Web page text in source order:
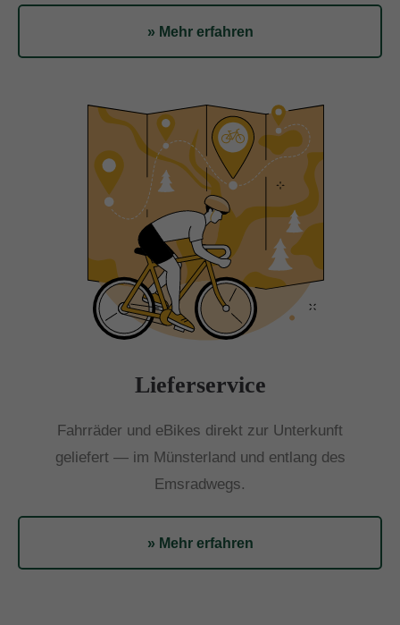
» Mehr erfahren
Lieferservice
Fahrräder und eBikes direkt zur Unterkunft
geliefert — im Münsterland und entlang des
Emsradwegs.
» Mehr erfahren